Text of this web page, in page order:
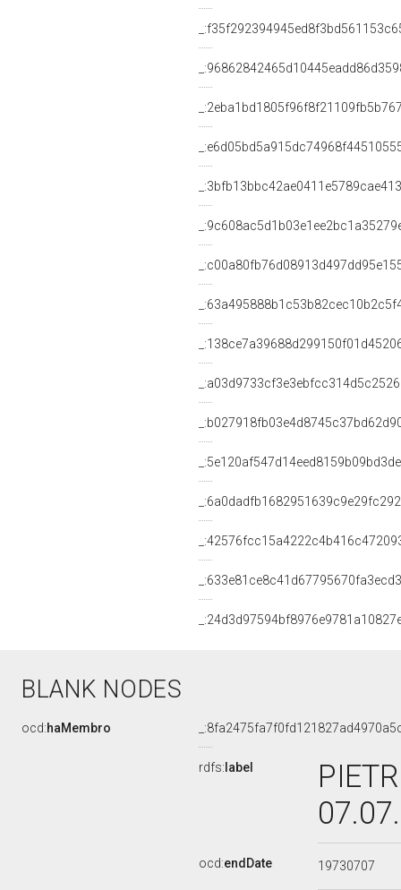
BLANK NODES
ocd:haMembro
rdfs: label
ocd:endDate 19730707